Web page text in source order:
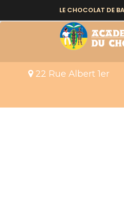
LE CHOCOLAT DE
EVENTS
22 Rue Albert 1er